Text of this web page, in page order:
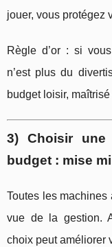
jouer, vous protégez
Règle d’or : si
n’est plus du
budget loisir,
3) Choisir une
budget : mise
Toutes les
vue de la gestion.
choix peut améliorer